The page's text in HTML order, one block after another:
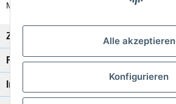
Alle akzeptieren
Konfigurieren
Mo-Fr: 8:00 Uhr - 17:00 Uhr
Zahlung/Versand
Rechtliches
Informationen